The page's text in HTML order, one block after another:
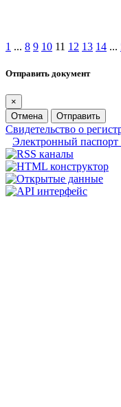
1 ... 8 9 10 11 12 13 14 ...
Отправить документ
×
Отмена
Отправить
Свидетельство о
Электронный